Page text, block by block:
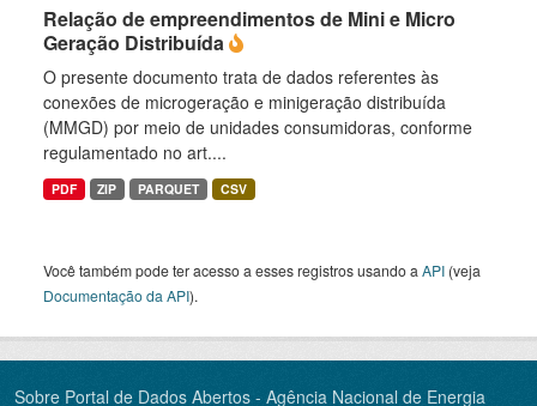
Relação de empreendimentos de Mini e Micro
Geração Distribuída
O presente documento trata de dados referentes às
conexões de microgeração e minigeração distribuída
(MMGD) por meio de unidades consumidoras, conforme
regulamentado no art....
PDF ZIP PARQUET CSV
Você também pode ter acesso a esses registros usando a API (veja
Documentação da API).
Sobre Portal de Dados Abertos - Agência Nacional de Energia